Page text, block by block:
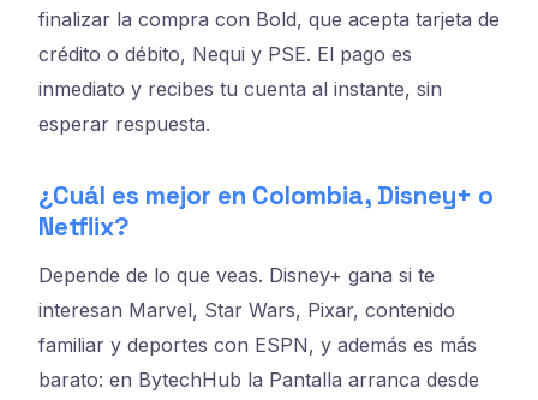
finalizar la compra con Bold, que acepta tarjeta de
crédito o débito, Nequi y PSE. El pago es
inmediato y recibes tu cuenta al instante, sin
esperar respuesta.
¿Cuál es mejor en Colombia, Disney+ o
Netflix?
Depende de lo que veas. Disney+ gana si te
interesan Marvel, Star Wars, Pixar, contenido
familiar y deportes con ESPN, y además es más
barato: en BytechHub la Pantalla arranca desde